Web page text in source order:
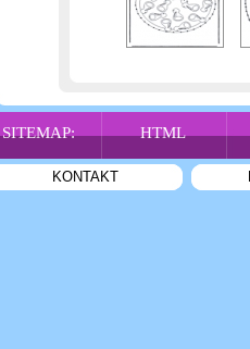
SITEMAP: HTML
KONTAKT